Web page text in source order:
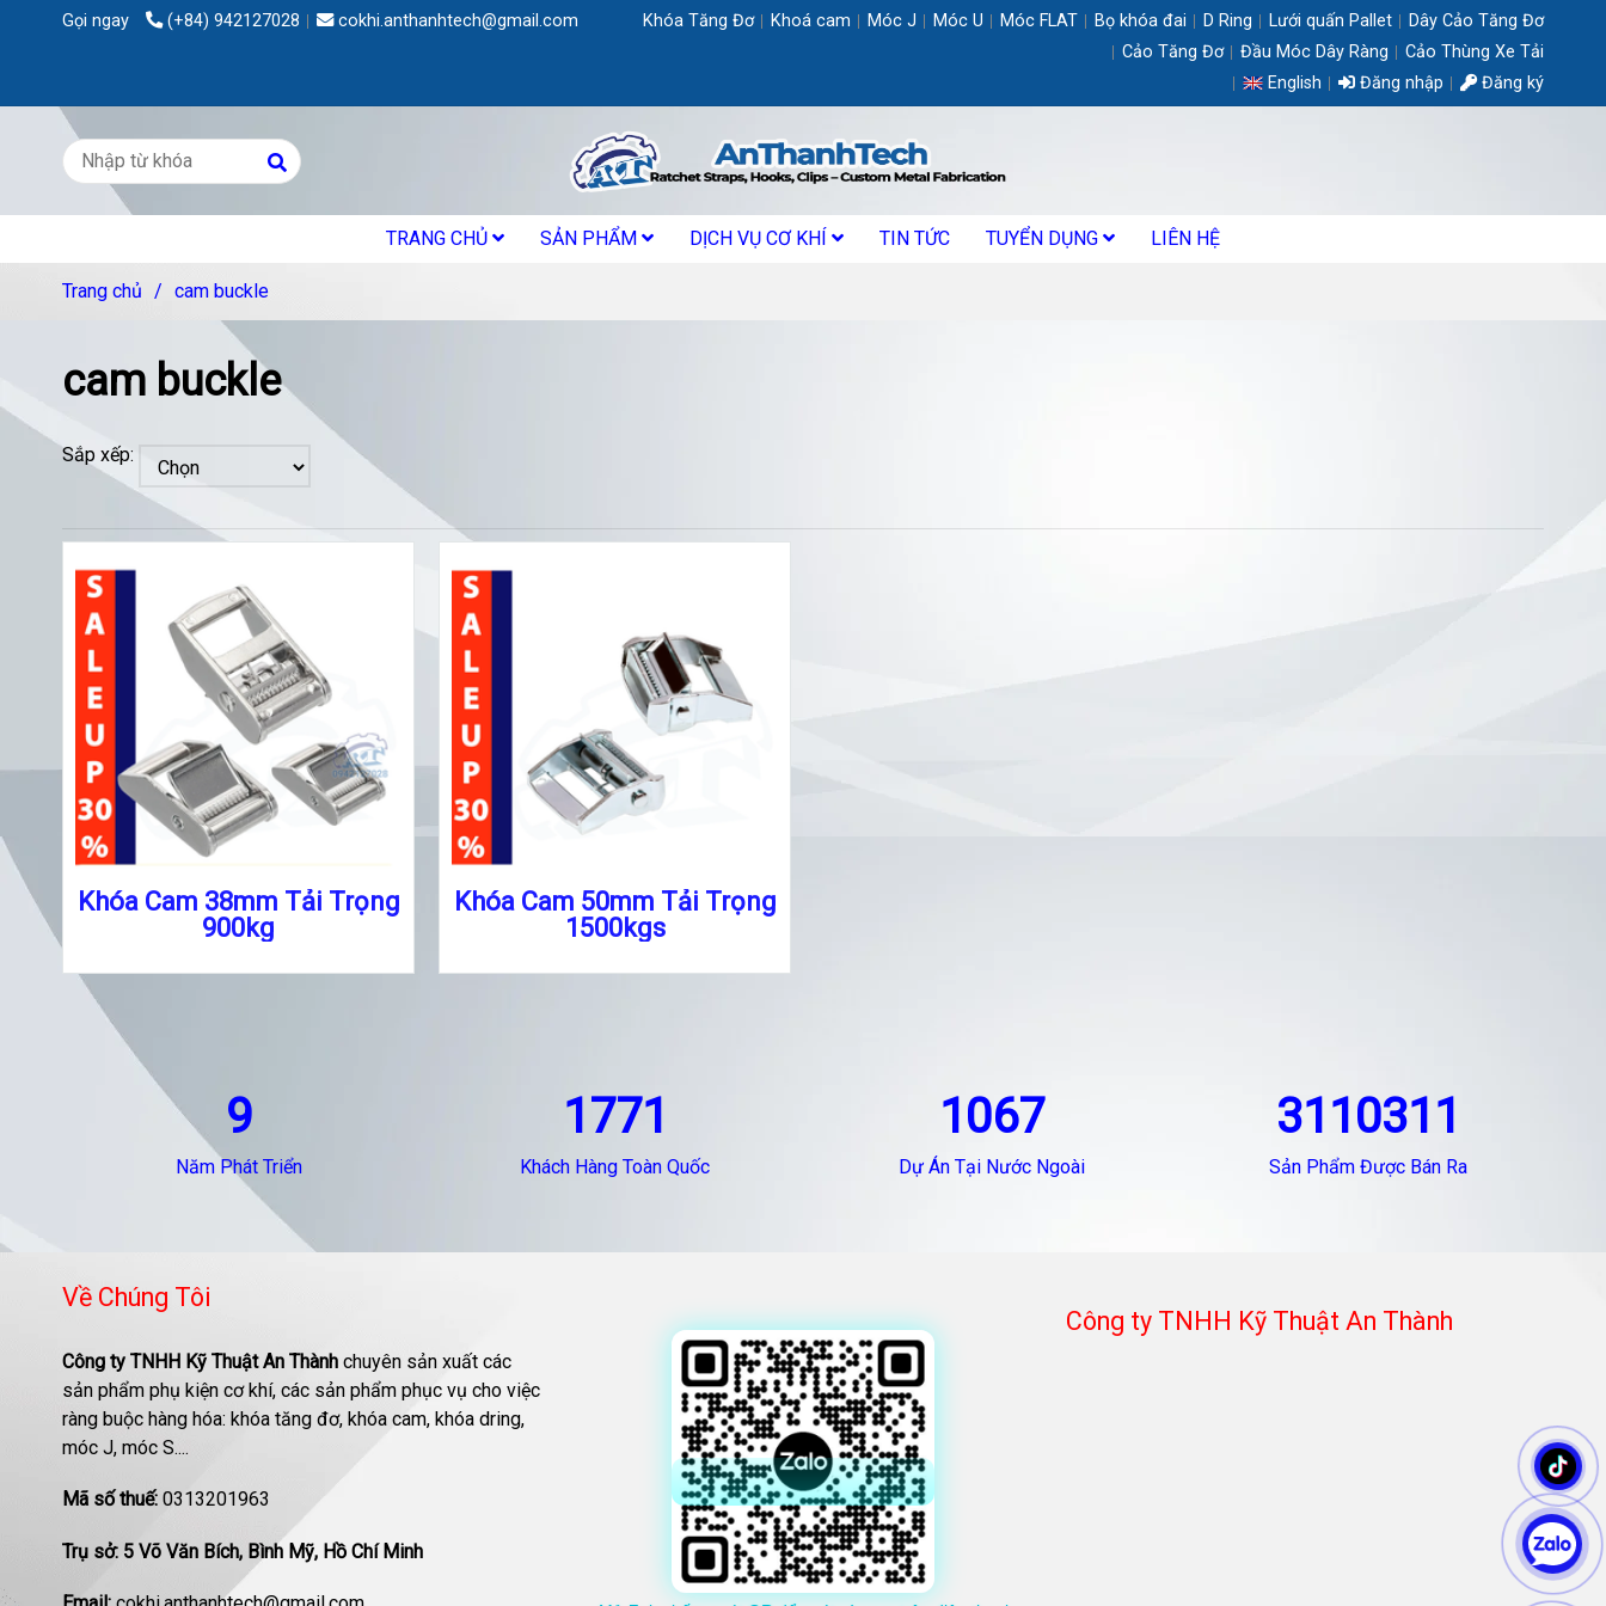
Gọi ngay (+84) 942127028 cokhi.anthanhtech@gmail.com Khóa Tăng Đơ Khoá cam Móc J Móc U Móc FLAT Bọ khóa đai D Ring Lưới quấn Pallet
Dây Cảo Tăng Đơ
Cảo Tăng Đơ
Đầu Móc Dây Ràng
Cảo Thùng Xe Tải
English
Đăng nhập Đăng ký
TRANG CHỦ SẢN PHẨM DỊCH VỤ CƠ KHÍ TIN TỨC TUYỂN DỤNG LIÊN HỆ
Trang chủ / cam buckle
cam buckle
Sắp xếp:
Khóa Cam 38mm Tải Trọng
900kg
Khóa Cam 50mm Tải Trọng
1500kgs
9
Năm Phát Triển
1771
Khách Hàng Toàn Quốc
1067
Dự Án Tại Nước Ngoài
3110311
Sản Phẩm Được Bán Ra
Về Chúng Tôi
Công ty TNHH Kỹ Thuật An Thành chuyên sản xuất các
sản phẩm phụ kiện cơ khí, các sản phẩm phục vụ cho việc
ràng buộc hàng hóa: khóa tăng đơ, khóa cam, khóa dring,
móc J, móc S....
Mã số thuế: 0313201963
Trụ sở: 5 Võ Văn Bích, Bình Mỹ, Hồ Chí Minh
Công ty TNHH Kỹ Thuật An Thành